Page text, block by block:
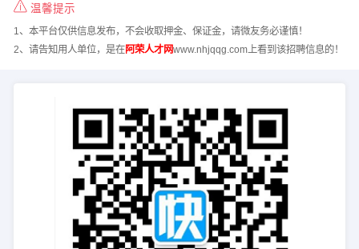
温馨提示
1、本平台仅供信息发布，不会收取押金、保证金，请微友务必谨慎！
2、请告知用人单位，是在阿荣人才网www.nhjqqg.com上看到该招聘信息的！